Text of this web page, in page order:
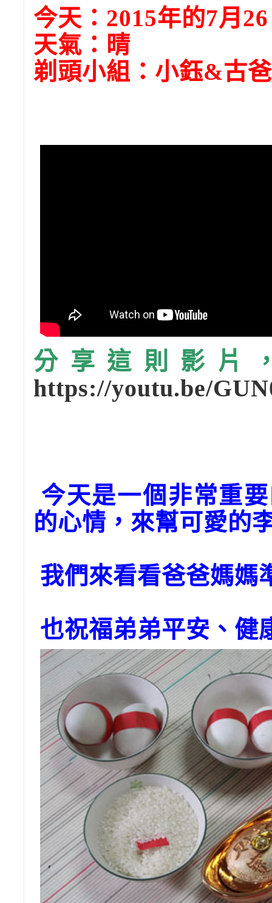
今天：2015年的7月
天氣：晴
剃頭小組：小鈺&古爸
分享這則影片
https://youtu.be/
今天是一個非常重
的心情，來幫可愛的
我們來看看爸爸媽媽
也祝福弟弟平安、健